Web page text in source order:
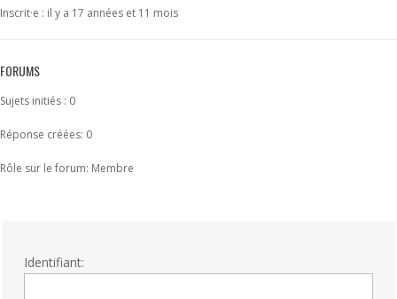
Inscrit·e : il y a 17 années et 11 mois
FORUMS
Sujets initiés : 0
Réponse créées: 0
Rôle sur le forum: Membre
Identifiant: